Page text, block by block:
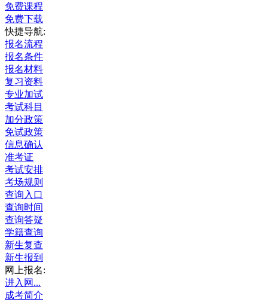
免费课程
免费下载
快捷导航:
报名流程
报名条件
报名材料
复习资料
专业加试
考试科目
加分政策
免试政策
信息确认
准考证
考试安排
考场规则
查询入口
查询时间
查询答疑
学籍查询
新生复查
新生报到
网上报名:
进入网...
成考简介